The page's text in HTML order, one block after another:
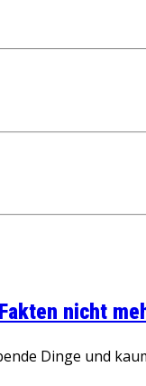
nicht
Dinge und